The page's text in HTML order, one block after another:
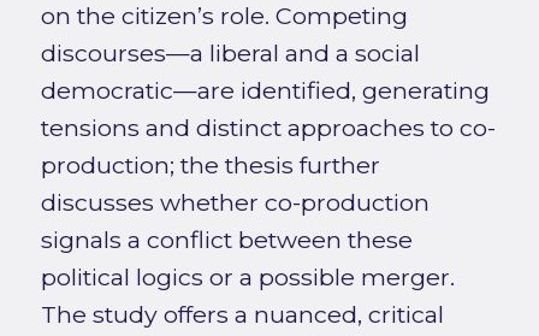
on the citizen’s role. Competing
discourses—a liberal and a social
democratic—are identified, generating
tensions and distinct approaches to co-
production; the thesis further
discusses whether co-production
signals a conflict between these
political logics or a possible merger.
The study offers a nuanced, critical